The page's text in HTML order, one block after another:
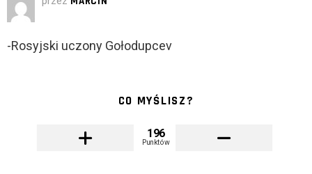
-Rosyjski uczony Gołodupcev
CO MYŚLISZ?
196
Punktów